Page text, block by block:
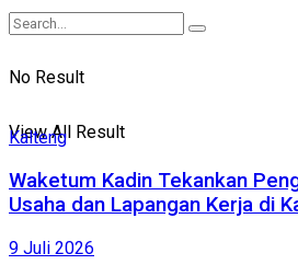
No Result
View All Result
Kalteng
Waketum Kadin Tekankan
Usaha dan Lapangan Kerja di
9 Juli 2026